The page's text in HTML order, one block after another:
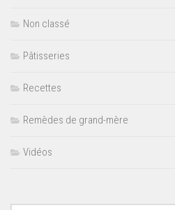
Non classé
Pâtisseries
Recettes
Remèdes de grand-mère
Vidéos